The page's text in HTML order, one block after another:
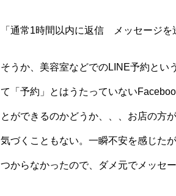
「通常1時間以内に返信 メッセージを
そうか、美容室などでのLINE予約とい
て「予約」とはうたっていない
とができるのかどうか、、、お店の方
気づくこともない。一瞬不安を感じた
つからなかったので、ダメ元でメッセ